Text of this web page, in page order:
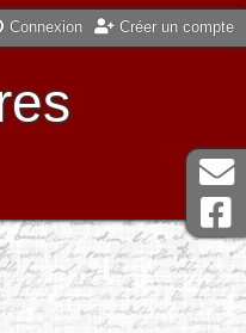
Connexion Créer un compte